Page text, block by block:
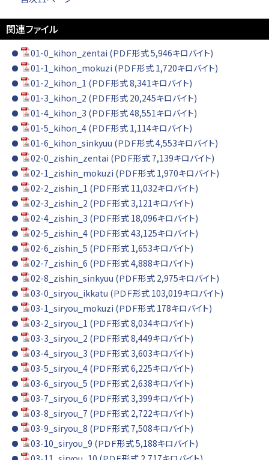
関連ファイル
01-0_kihon_zentai (ＰＤＦ形式 5,946キロバイト)
01-1_kihon_mokuzi (ＰＤＦ形式 1,720キロバイト)
01-2_kihon_1 (ＰＤＦ形式 8,341キロバイト)
01-3_kihon_2 (ＰＤＦ形式 20,245キロバイト)
01-4_kihon_3 (ＰＤＦ形式 48,551キロバイト)
01-5_kihon_4 (ＰＤＦ形式 1,114キロバイト)
01-6_kihon_sinkyuu (ＰＤＦ形式 4,553キロバイト)
02-0_zishin_zentai (ＰＤＦ形式 7,139キロバイト)
02-1_zishin_mokuzi (ＰＤＦ形式 1,970キロバイト)
02-2_zishin_1 (ＰＤＦ形式 11,032キロバイト)
02-3_zishin_2 (ＰＤＦ形式 3,121キロバイト)
02-4_zishin_3 (ＰＤＦ形式 18,096キロバイト)
02-5_zishin_4 (ＰＤＦ形式 43,125キロバイト)
02-6_zishin_5 (ＰＤＦ形式 1,653キロバイト)
02-7_zishin_6 (ＰＤＦ形式 4,888キロバイト)
02-8_zishin_sinkyuu (ＰＤＦ形式 2,975キロバイト)
03-0_siryou_ikkatu (ＰＤＦ形式 103,019キロバイト)
03-1_siryou_mokuzi (ＰＤＦ形式 178キロバイト)
03-2_siryou_1 (ＰＤＦ形式 8,034キロバイト)
03-3_siryou_2 (ＰＤＦ形式 8,449キロバイト)
03-4_siryou_3 (ＰＤＦ形式 3,603キロバイト)
03-5_siryou_4 (ＰＤＦ形式 6,225キロバイト)
03-6_siryou_5 (ＰＤＦ形式 2,638キロバイト)
03-7_siryou_6 (ＰＤＦ形式 3,399キロバイト)
03-8_siryou_7 (ＰＤＦ形式 2,722キロバイト)
03-9_siryou_8 (ＰＤＦ形式 7,508キロバイト)
03-10_siryou_9 (ＰＤＦ形式 5,188キロバイト)